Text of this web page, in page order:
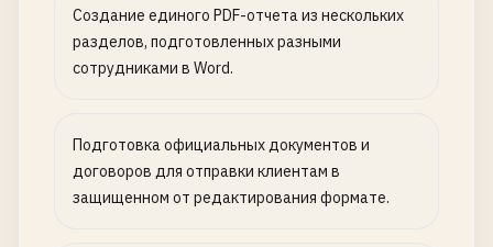
Создание единого PDF-отчета из нескольких
разделов, подготовленных разными
сотрудниками в Word.
Подготовка официальных документов и
договоров для отправки клиентам в
защищенном от редактирования формате.